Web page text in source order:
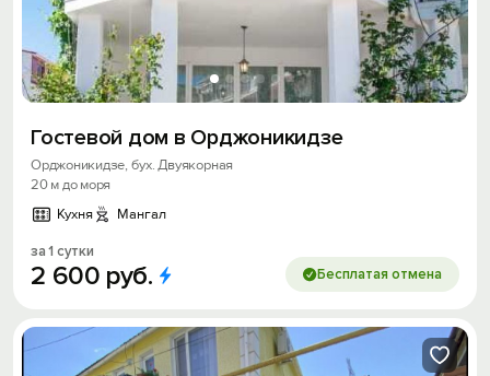
Гостевой дом в Орджоникидзе
Орджоникидзе, бух. Двуякорная
20 м до моря
Кухня
Мангал
за 1 сутки
2 600 руб. Бесплатая отмена